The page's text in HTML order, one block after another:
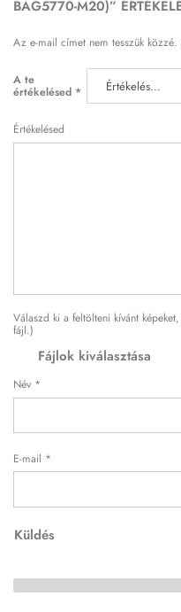
BAG5770-M20)”
Az e-mail címet nem tesszük közzé.
A te
értékelésed *
Értékelésed
Válaszd ki a feltölteni kívánt
fájl.)
Fájlok kiválasztása
Név *
E-mail *